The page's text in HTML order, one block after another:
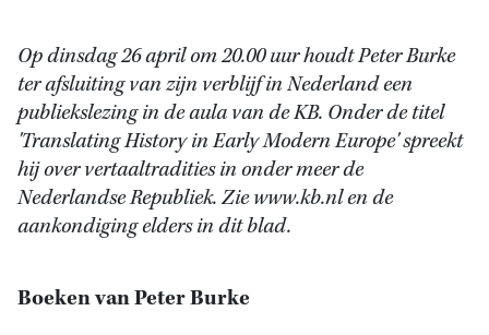
Op dinsdag 26 april om 20.00 uur houdt Peter Burke
ter afsluiting van zijn verblijf in Nederland een
publiekslezing in de aula van de KB. Onder de titel
'Translating History in Early Modern Europe' spreekt
hij over vertaaltradities in onder meer de
Nederlandse Republiek. Zie www.kb.nl en de
aankondiging elders in dit blad.
Boeken van Peter Burke